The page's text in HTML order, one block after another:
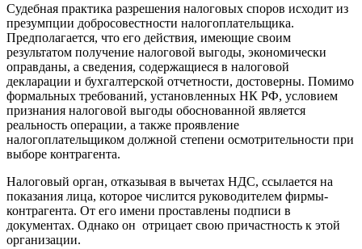
Судебная практика разрешения налоговых споров исходит из
презумпции добросовестности налогоплательщика.
Предполагается, что его действия, имеющие своим
результатом получение налоговой выгоды, экономически
оправданы, а сведения, содержащиеся в налоговой
декларации и бухгалтерской отчетности, достоверны. Помимо
формальных требований, установленных НК РФ, условием
признания налоговой выгоды обоснованной является
реальность операции, а также проявление
налогоплательщиком должной степени осмотрительности при
выборе контрагента.
Налоговый орган, отказывая в вычетах НДС, ссылается на
показания лица, которое числится руководителем фирмы-
контрагента. От его имени проставлены подписи в
документах. Однако он отрицает свою причастность к этой
организации.